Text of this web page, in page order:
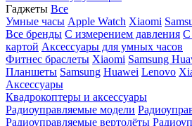
Гаджеты Все
Умные часы Apple Watch Xiaomi
Все бренды C измерением давления C
картой Аксессуары для умных часов
Фитнес браслеты Xiaomi Samsung
Планшеты Samsung Huawei Lenovo
Аксессуары
Квадрокоптеры и аксессуары
Радиоуправляемые модели
Радиоуправляемые вертолёты